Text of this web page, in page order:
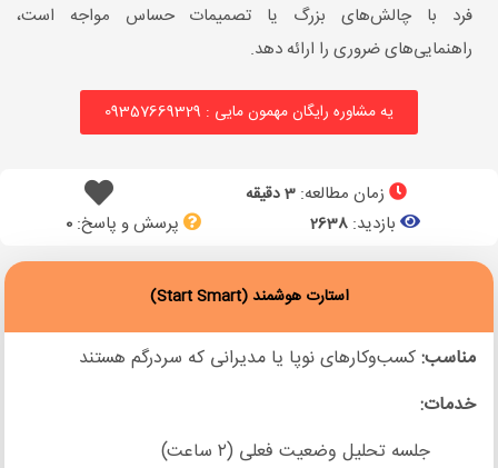
فرد با چالش‌های بزرگ یا تصمیمات حساس مواجه است،
راهنمایی‌های ضروری را ارائه دهد.
یه مشاوره رایگان مهمون مایی : 09357669329
زمان مطالعه: 3 دقیقه
بازدید: 2638 پرسش و پاسخ:0
استارت هوشمند (Start Smart)
مناسب:کسب‌وکارهای نوپا یا مدیرانی که سردرگم هستند
خدمات:
جلسه تحلیل وضعیت فعلی (۲ ساعت)